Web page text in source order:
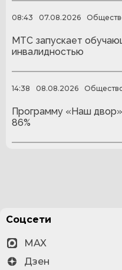
08:43 07.08.2026
МТС запускает
инвалидностью
14:38 08.08.2026
Программу «Наш
86%
Соцсети
MAX
Дзен